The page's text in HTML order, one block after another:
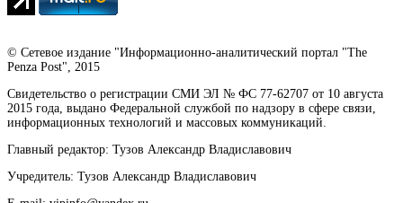
© Сетевое издание "Информационно-аналитический портал "The
Penza Post", 2015
Свидетельство о регистрации СМИ ЭЛ № ФС 77-62707 от 10 августа
2015 года, выдано Федеральной службой по надзору в сфере связи,
информационных технологий и массовых коммуникаций.
Главный редактор: Тузов Александр Владиславович
Учредитель: Тузов Александр Владиславович